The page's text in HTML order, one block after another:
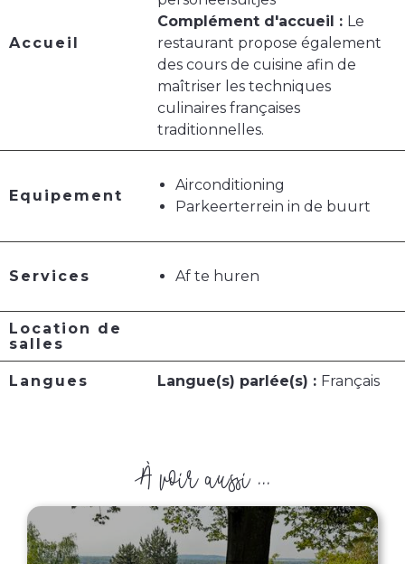
Accueil
Complément d'accueil : Le
restaurant propose également
des cours de cuisine afin de
maîtriser les techniques
culinaires françaises
traditionnelles.
Equipement
Airconditioning
Parkeerterrein in de buurt
Services Af te huren
Location de
salles
Langues Langue(s) parlée(s) : Français
À voir aussi ...